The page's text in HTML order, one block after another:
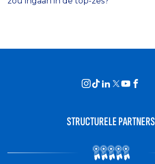
STRUCTURELE PARTNERS